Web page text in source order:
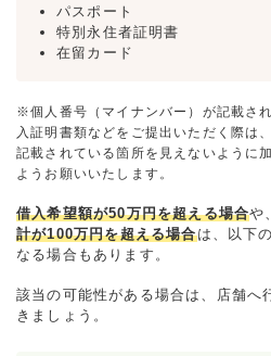
パスポート
特別永住者証明書
在留カード
※個人番号（マイナンバー）が記載さ
入証明書類などをご提出いただく際は
記載されている箇所を見えないように
ようお願いいたします。
借入希望額が50万円を超える場合や
計が100万円を超える場合は、以下の
なる場合もあります。
該当の可能性がある場合は、店舗へ
きましょう。